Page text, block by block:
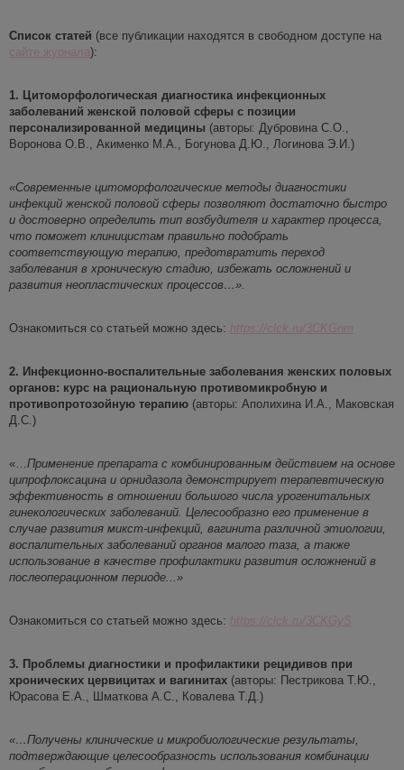
Список статей (все публикации находятся в свободном доступе на
сайте журнала):
1. Цитоморфологическая диагностика инфекционных
заболеваний женской половой сферы с позиции
персонализированной медицины (авторы: Дубровина С.О.,
Воронова О.В., Акименко М.А., Богунова Д.Ю., Логинова Э.И.)
«Современные цитоморфологические методы диагностики
инфекций женской половой сферы позволяют достаточно быстро
и достоверно определить тип возбудителя и характер процесса,
что поможет клиницистам правильно подобрать
соответствующую терапию, предотвратить переход
заболевания в хроническую стадию, избежать осложнений и
развития неопластических процессов…»
Ознакомиться со статьей можно здесь: https://clck.ru/3CKGnm
2. Инфекционно-воспалительные заболевания женских половых
органов: курс на рациональную противомикробную и
противопротозойную терапию (авторы: Аполихина И.А., Маковская
Д.С.)
«… Применение препарата с комбинированным действием на основе
ципрофлоксацина и орнидазола демонстрирует терапевтическую
эффективность в отношении большого числа урогенитальных
гинекологических заболеваний. Целесообразно его применение в
случае развития микст-инфекций, вагинита различной этиологии,
воспалительных заболеваний органов малого таза, а также
использование в качестве профилактики развития осложнений в
послеоперационном периоде
»
Ознакомиться со статьей можно здесь: https://clck.ru/3CKGyS
3. Проблемы диагностики и профилактики рецидивов при
хронических цервицитах и вагинитах (авторы: Пестрикова Т.Ю.,
Юрасова Е.А., Шматкова А.С., Ковалева Т.Д.)
«…Получены клинические и микробиологические результаты,
подтверждающие целесообразность использования комбинации